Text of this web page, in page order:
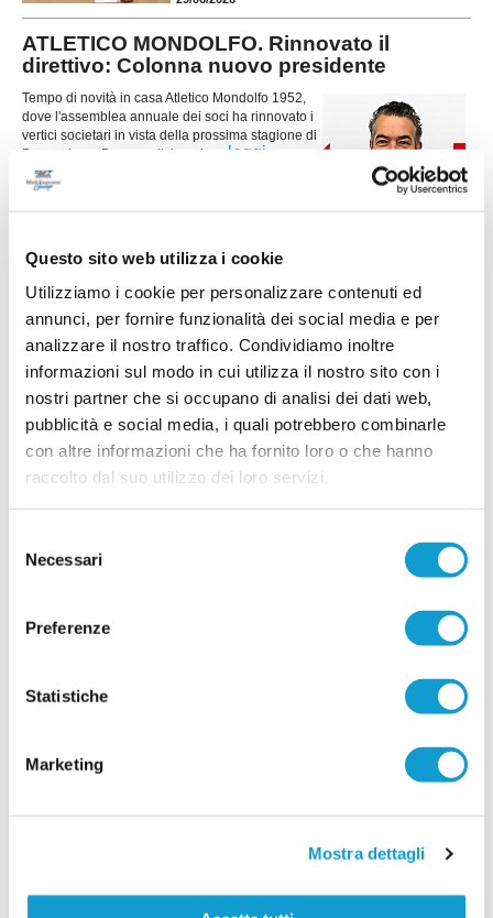
Questo sito web utilizza i cookie
Utilizziamo i cookie per personalizzare contenuti ed
annunci, per fornire funzionalità dei social media e per
analizzare il nostro traffico. Condividiamo inoltre
informazioni sul modo in cui utilizza il nostro sito con i
nostri partner che si occupano di analisi dei dati web,
pubblicità e social media, i quali potrebbero combinarle
con altre informazioni che ha fornito loro o che hanno
raccolto dal suo utilizzo dei loro servizi.
delNecessari
Preferenze
Statistiche
Marketing
Mostra dettagli
ATLETICO MONDOLFO. Rinnovato il
direttivo: Colonna nuovo presidente
Tempo di novità in casa Atletico Mondolfo 1952,
dove l'assemblea annuale dei soci ha rinnovato i
vertici societari in vista della prossima stagione di
Promozione. Dopo undici anni a
leggi
26/06/2026
FRONTONE SERRA. Ecco il nuovo
allenatore
Il Frontone Serra ha scelto il nuovo allenatore per
la stagione 2026-2027. La società ha affidato la
guida della prima squadra a Samuele Gobbi,
Sant'Abbondio....leggi
26/06/2026
Vai all'edizione provinciale